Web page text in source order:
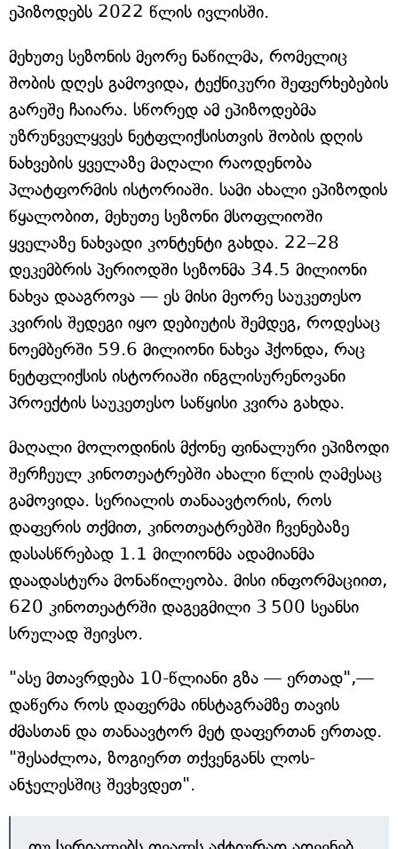
ეპიზოდებს 2022 წლის ივლისში.
მეხუთე სეზონის მეორე ნაწილმა, რომელიც
შობის დღეს გამოვიდა, ტექნიკური შეფერხებების
გარეშე ჩაიარა. სწორედ ამ ეპიზოდებმა
უზრუნველყვეს ნეტფლიქსისთვის შობის დღის
ნახვების ყველაზე მაღალი რაოდენობა
პლატფორმის ისტორიაში. სამი ახალი ეპიზოდის
წყალობით, მეხუთე სეზონი მსოფლიოში
ყველაზე ნახვადი კონტენტი გახდა. 22–28
დეკემბრის პერიოდში სეზონმა 34.5 მილიონი
ნახვა დააგროვა — ეს მისი მეორე საუკეთესო
კვირის შედეგი იყო დებიუტის შემდეგ, როდესაც
ნოემბერში 59.6 მილიონი ნახვა ჰქონდა, რაც
ნეტფლიქსის ისტორიაში ინგლისურენოვანი
პროექტის საუკეთესო საწყისი კვირა გახდა.
მაღალი მოლოდინის მქონე ფინალური ეპიზოდი
შერჩეულ კინოთეატრებში ახალი წლის ღამესაც
გამოვიდა. სერიალის თანაავტორის, როს
დაფერის თქმით, კინოთეატრებში ჩვენებაზე
დასასწრებად 1.1 მილიონმა ადამიანმა
დაადასტურა მონაწილეობა. მისი ინფორმაციით,
620 კინოთეატრში დაგეგმილი 3 500 სეანსი
სრულად შეივსო.
"ასე მთავრდება 10-წლიანი გზა — ერთად",—
დაწერა როს დაფერმა ინსტაგრამზე თავის
ძმასთან და თანაავტორ მეტ დაფერთან ერთად.
"შესაძლოა, ზოგიერთ თქვენგანს ლოს-
ანჯელესშიც შევხვდეთ".